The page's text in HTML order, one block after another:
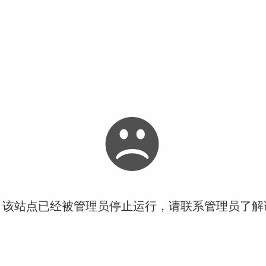
站点已经被管理员停止运行，请联系管理员了